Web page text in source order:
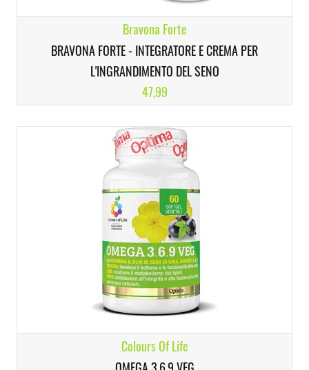
Bravona Forte
BRAVONA FORTE - INTEGRATORE E CREMA PER
L'INGRANDIMENTO DEL SENO
47,99
Colours Of Life